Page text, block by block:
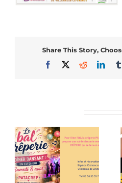
Share This Story,
Facebook
X Reddit